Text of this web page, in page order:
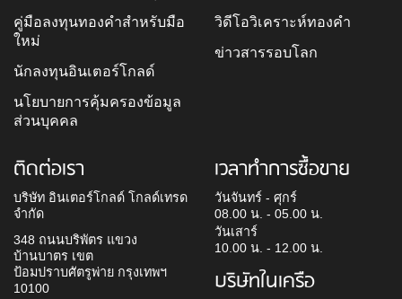
คู่มือลงทุนทองคำสำหรับมือ
ใหม่
นักลงทุนอินเตอร์โกลด์
นโยบายการคุ้มครองข้อมูล
ส่วนบุคคล
วิดีโอวิเคราะห์ทองคำ
ข่าวสารรอบโลก
ติดต่อเรา
บริษัท อินเตอร์โกลด์ โกลด์เทรด
จำกัด
348 ถนนบริพัตร แขวง
บ้านบาตร เขต
ป้อมปราบศัตรูพ่าย กรุงเทพฯ
10100
เวลาทำการซื้อขาย
วันจันทร์ - ศุกร์
08.00 น. - 05.00 น.
วันเสาร์
10.00 น. - 12.00 น.
บริษัทในเครือ